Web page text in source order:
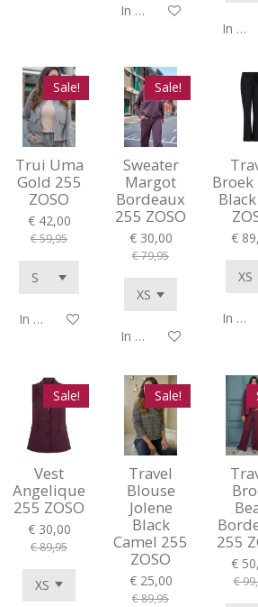
In winkelwagen
In
Sale!
Trui Uma
Gold 255
ZOSO
€ 42,00
€ 59,95
In winkelwagen
Sale!
Sweater
Margot
Bordeaux
255 ZOSO
€ 30,00
€ 79,95
In winkelwagen
Broek
€
In
Sale!
Vest
Angelique
255 ZOSO
€ 30,00
€ 89,95
Sale!
Travel
Blouse
Jolene
Black
Camel 255
ZOSO
€ 25,00
€ 89,95
255
€
€